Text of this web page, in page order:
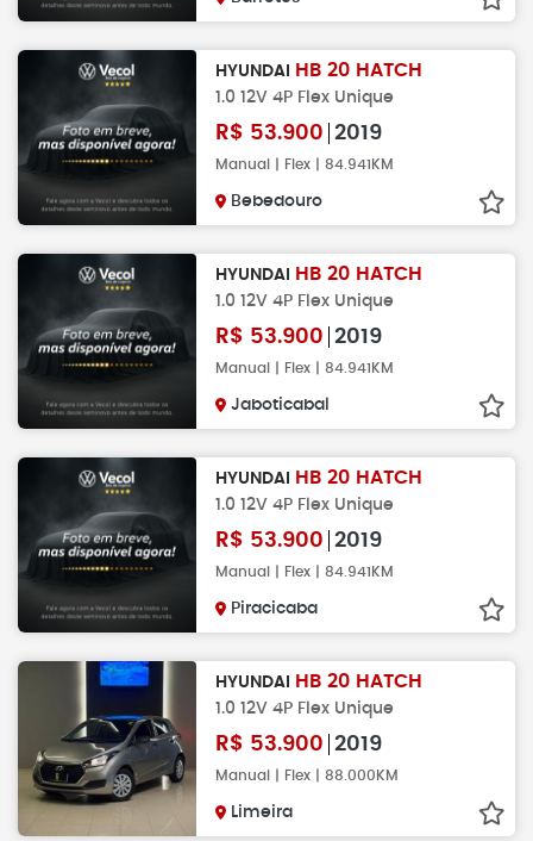
HYUNDAI HB 20 HATCH
1.0 12V 4P Flex Unique
R$ 53.900 2019
Manual | Flex | 84.941KM
Bebedouro
HYUNDAI HB 20 HATCH
1.0 12V 4P Flex Unique
R$ 53.900 2019
Manual | Flex | 84.941KM
Jaboticabal
HYUNDAI HB 20 HATCH
1.0 12V 4P Flex Unique
R$ 53.900 2019
Manual | Flex | 84.941KM
Piracicaba
HYUNDAI HB 20 HATCH
1.0 12V 4P Flex Unique
R$ 53.900 2019
Manual | Flex | 88.000KM
Limeira